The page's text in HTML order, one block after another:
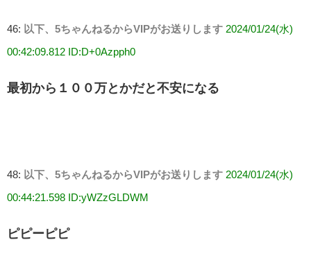
46: 以下、5ちゃんねるからVIPがお送りします 2024/01/24(水)
00:42:09.812 ID:D+0Azpph0
最初から１００万とかだと不安になる
48: 以下、5ちゃんねるからVIPがお送りします 2024/01/24(水)
00:44:21.598 ID:yWZzGLDWM
ピピーピピ